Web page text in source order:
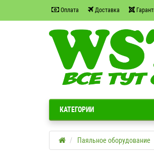
Оплата Доставка
КАТЕГОРИИ
Паяльное оборудование